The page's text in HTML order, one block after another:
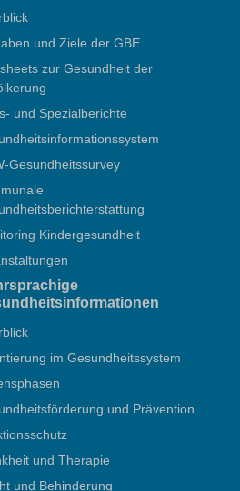
und Ziele der GBE
zur Gesundheit der
und Spezialberichte
Gesundheitssurvey
Kindergesundheit
im Gesundheitssystem
und Prävention
und Therapie
und Behinderung